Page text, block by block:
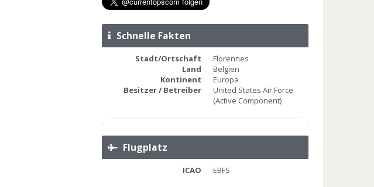
Schnelle Fakten
Stadt/Ortschaft
Florennes
Land
Belgien
Kontinent
Europa
Besitzer / Betreiber
United States Air Force
(Active Component)
Flugplatz
ICAO EBFS